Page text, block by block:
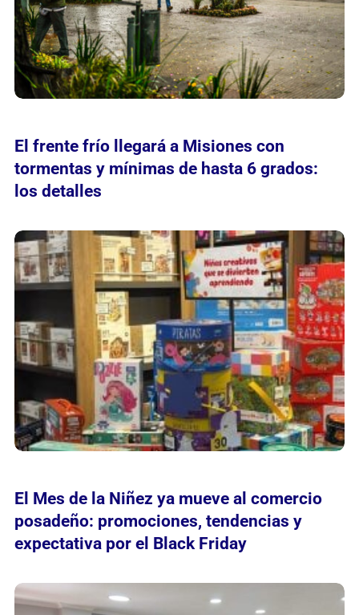
El frente frío llegará a Misiones con
tormentas y mínimas de hasta 6 grados:
los detalles
El Mes de la Niñez ya mueve al comercio
posadeño: promociones, tendencias y
expectativa por el Black Friday